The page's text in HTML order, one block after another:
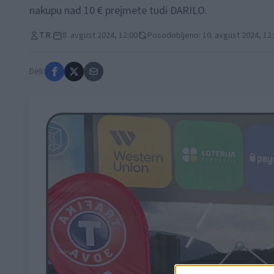
nakupu nad 10 € prejmete tudi DARILO.
T.R. 8. avgust 2024, 12:00 Posodobljeno: 10. avgust 2024,
Deli: